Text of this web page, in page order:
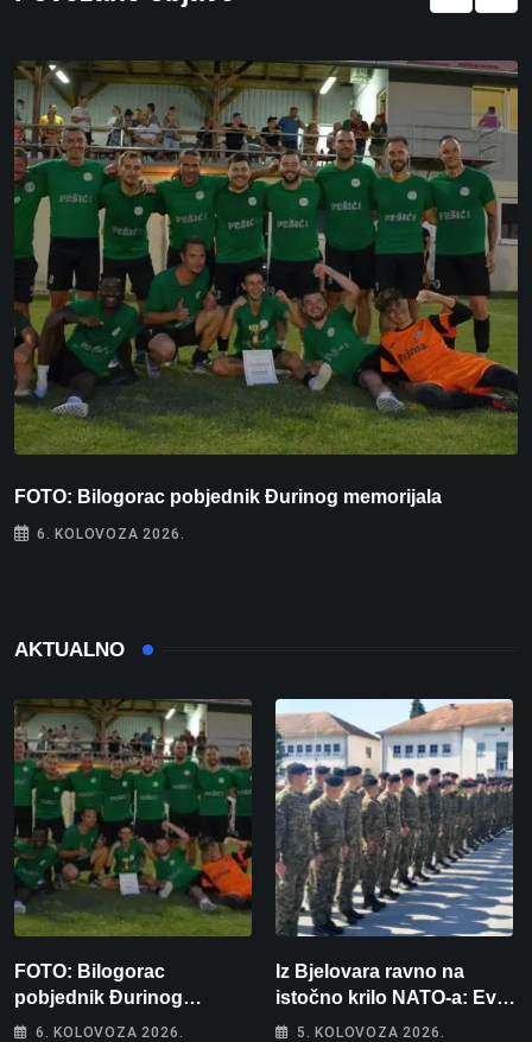
FOTO: Bilogorac pobjednik Đurinog memorijala
6. KOLOVOZA 2026.
AKTUALNO
FOTO: Bilogorac
pobjednik Đurinog
memorijala
6. KOLOVOZA 2026.
Iz Bjelovara ravno na
istočno krilo NATO-a: Evo
kamo odlazi 82 hrvatska
5. KOLOVOZA 2026.